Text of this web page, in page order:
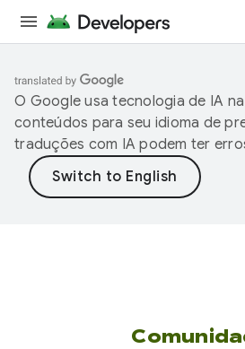
O Google usa tecnologia de IA
conteúdos para seu idioma de
traduções com IA podem ter